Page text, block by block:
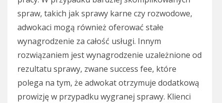
spraw, takich jak sprawy karne czy rozwodowe,
adwokaci mogą również oferować stałe
wynagrodzenie za całość usługi. Innym
rozwiązaniem jest wynagrodzenie uzależnione od
rezultatu sprawy, zwane success fee, które
polega na tym, że adwokat otrzymuje dodatkową
prowizję w przypadku wygranej sprawy. Klienci